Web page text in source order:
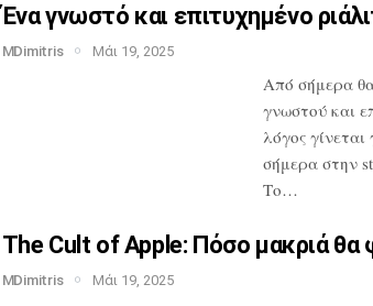
Ένα γνωστό και επιτυχημένο
MDimitris Μάι 19, 2025
Από σήμερα
γνωστού και
λόγοςγίνεται
σήμερα στην
Το…
The Cult of Apple: Πόσο μακριά θα
MDimitris Μάι 19, 2025